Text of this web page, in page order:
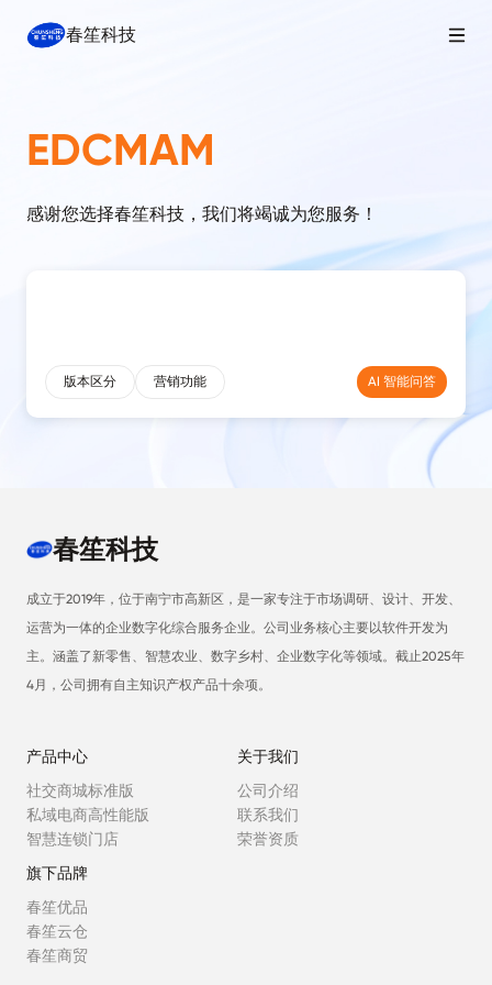
春笙科技
EDCMAM
感谢您选择春笙科技，我们将竭诚为您服务！
版本区分 营销功能 AI 智能问答
春笙科技
成立于2019年，位于南宁市高新区，是一家专注于市场调研、设计、开发、
运营为一体的企业数字化综合服务企业。公司业务核心主要以软件开发为
主。涵盖了新零售、智慧农业、数字乡村、企业数字化等领域。截止2025年
4月，公司拥有自主知识产权产品十余项。
产品中心
社交商城标准版
私域电商高性能版
智慧连锁门店
关于我们
公司介绍
联系我们
荣誉资质
旗下品牌
春笙优品
春笙云仓
春笙商贸